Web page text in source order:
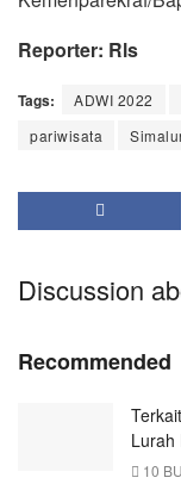
Reporter: Rls
Tags: ADWI 2022
pariwisata
Discussion
Recommended
Lurah
10